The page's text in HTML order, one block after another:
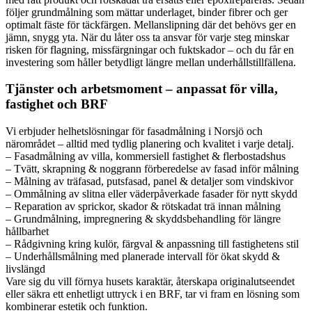
följer grundmålning som mättar underlaget, binder fibrer och ger
optimalt fäste för täckfärgen. Mellanslipning där det behövs ger en
jämn, snygg yta. När du låter oss ta ansvar för varje steg minskar
risken för flagning, missfärgningar och fuktskador – och du får en
investering som håller betydligt längre mellan underhållstillfällena.
Tjänster och arbetsmoment – anpassat för villa,
fastighet och BRF
Vi erbjuder helhetslösningar för fasadmålning i Norsjö och
närområdet – alltid med tydlig planering och kvalitet i varje detalj.
– Fasadmålning av villa, kommersiell fastighet & flerbostadshus
– Tvätt, skrapning & noggrann förberedelse av fasad inför målning
– Målning av träfasad, putsfasad, panel & detaljer som vindskivor
– Ommålning av slitna eller väderpåverkade fasader för nytt skydd
– Reparation av sprickor, skador & rötskadat trä innan målning
– Grundmålning, impregnering & skyddsbehandling för längre
hållbarhet
– Rådgivning kring kulör, färgval & anpassning till fastighetens stil
– Underhållsmålning med planerade intervall för ökat skydd &
livslängd
Vare sig du vill förnya husets karaktär, återskapa originalutseendet
eller säkra ett enhetligt uttryck i en BRF, tar vi fram en lösning som
kombinerar estetik och funktion.